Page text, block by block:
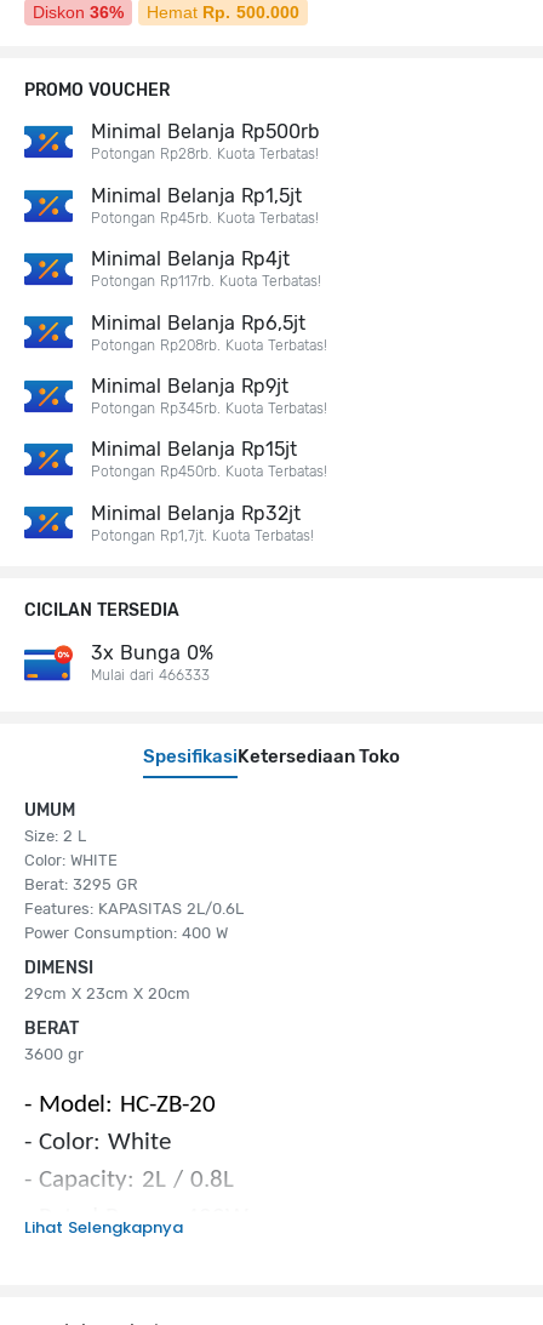
Diskon 36% Hemat Rp. 500.000
SpesifikasiKetersediaan Toko
UMUM
Size: 2 L
Color: WHITE
Berat: 3295 GR
Features: KAPASITAS 2L/0.6L
Power Consumption: 400 W
DIMENSI
29cm X 23cm X 20cm
BERAT
3600 gr
- Model: HC-ZB-20
- Color: White
- Capacity: 2L / 0.8L
- Rated Power: 400W
Lihat Selengkapnya
PROMO VOUCHER
Minimal Belanja Rp500rb
Potongan Rp28rb. Kuota Terbatas!
Minimal Belanja Rp1,5jt
Potongan Rp45rb. Kuota Terbatas!
Minimal Belanja Rp4jt
Potongan Rp117rb. Kuota Terbatas!
Minimal Belanja Rp6,5jt
Potongan Rp208rb. Kuota Terbatas!
Minimal Belanja Rp9jt
Potongan Rp345rb. Kuota Terbatas!
Minimal Belanja Rp15jt
Potongan Rp450rb. Kuota Terbatas!
Minimal Belanja Rp32jt
Potongan Rp1,7jt. Kuota Terbatas!
CICILAN TERSEDIA
3x Bunga 0%
Mulai dari 466333